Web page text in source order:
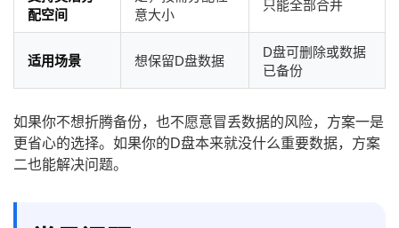
配空间
意大小
只能全部合并
适用场景 想保留D盘数据
D盘可删除或数据
已备份
如果你不想折腾备份，也不愿意冒丢数据的风险，方案一是
更省心的选择。如果你的D盘本来就没什么重要数据，方案
二也能解决问题。